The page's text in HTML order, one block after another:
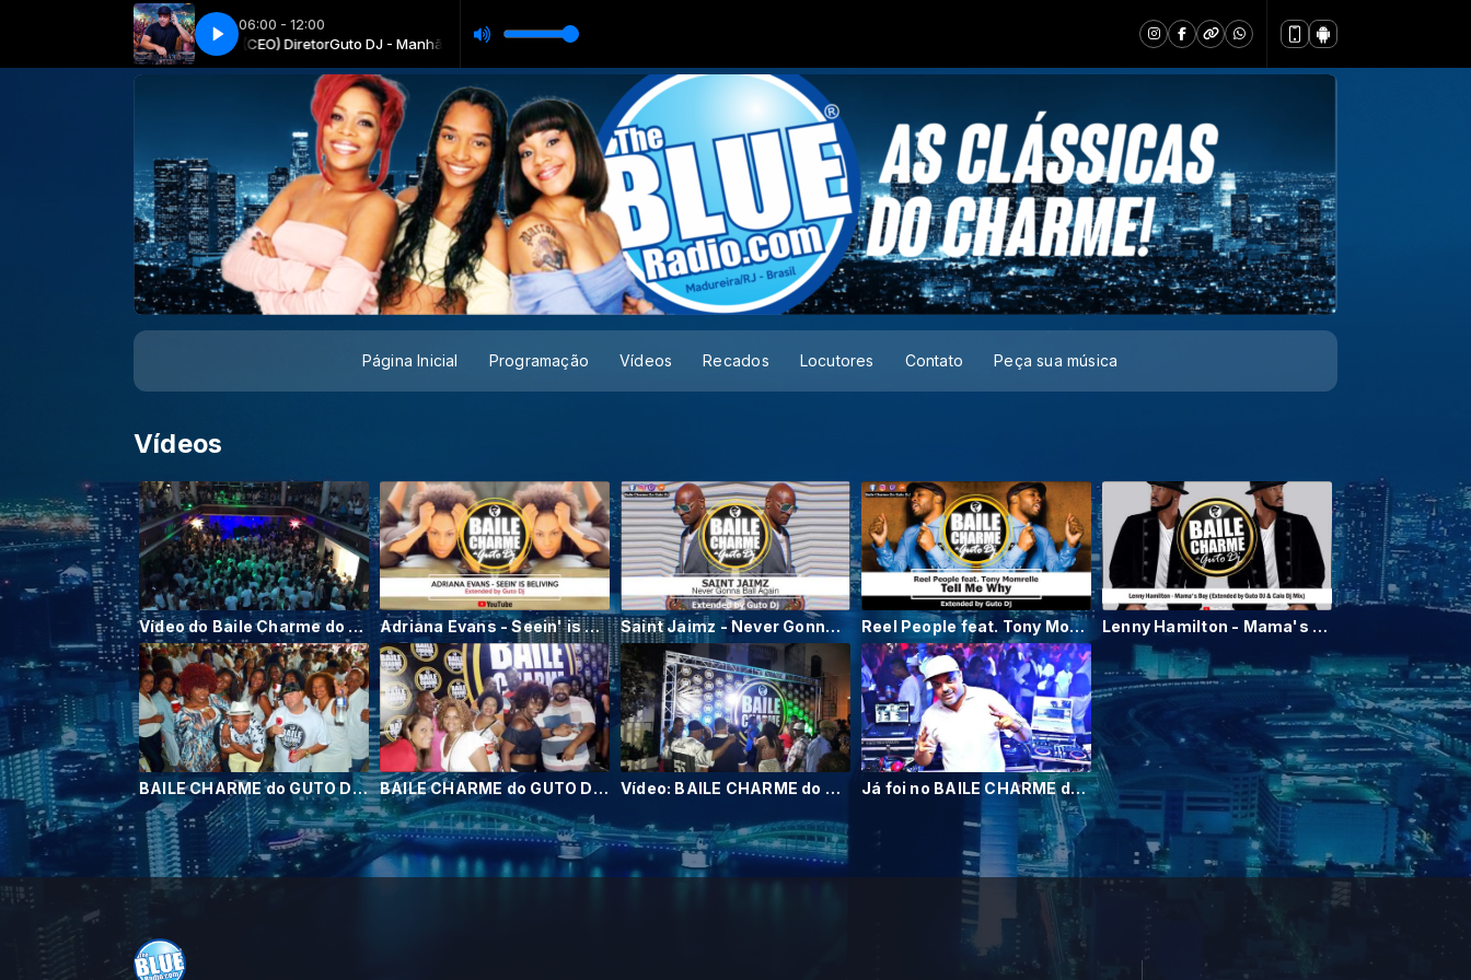
06:00 - 12:00
Manhã da Blue com Guto DJ (CEO) DiretorGuto DJ - Manhã da Blue com Guto DJ (CEO) Diretor
José James Promise In Love [BLUE]José James Promise In Love [BLUE]
Página Inicial Programação Vídeos Recados Locutores Contato Peça sua música
Vídeos
Vídeo do Baile Charme do Guto DJ (Edição Baile do Branco) CGC Adriana Evans - Seein' is Beliving (Extended by Guto DJ) R&B - GUTO DJ (O MELHOR DO CHARME) Saint Jaimz - Never Gonna Ball Again (Ext. by GUTO DJ) O Melhor do Charme (Baile Charme do Guto DJ) Reel People feat. Tony Momrelle - Tell Me Why (Ext. Remix by GUTO DJ) Lenny Hamilton - Mama's Boy (Extended by Guto DJ & Caio DJ Mix)
BAILE CHARME do GUTO DJ (Kelly Price - Love sets you free) BAILE CHARME do GUTO DJ Veja este vídeo! Vídeo: BAILE CHARME do GUTO DJ Já foi no BAILE CHARME do GUTO DJ ?